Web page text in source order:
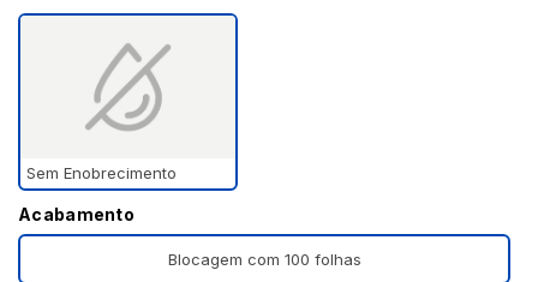
Sem Enobrecimento
Acabamento
Blocagem com 100 folhas